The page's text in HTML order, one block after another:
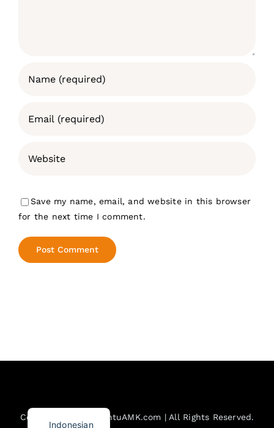
Save my name, email, and website in this browser
for the next time I comment.
Copyright © 2023 PintuAMK.com | All Rights Reserved.
Indonesian